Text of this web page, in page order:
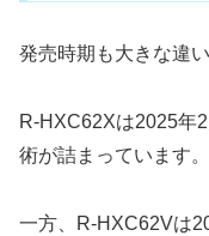
発売時期も大きな違い
R-HXC62Xは2025年
術が詰まっています。
一方、R-HXC62Vは